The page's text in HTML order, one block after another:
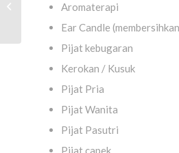
Aromaterapi
Ear Candle
Pijat kebugaran
Kerokan / Kusuk
Pijat Pria
Pijat Wanita
Pijat Pasutri
Pijat capek
Jatinegara